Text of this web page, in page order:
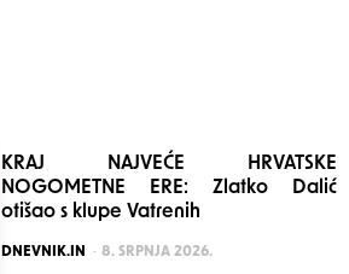
KRAJ NAJVEĆE HRVATSKE
NOGOMETNE ERE: Zlatko Dalić
otišao s klupe Vatrenih
POSTED
DNEVNIK.IN 8. SRPNJA 2026.